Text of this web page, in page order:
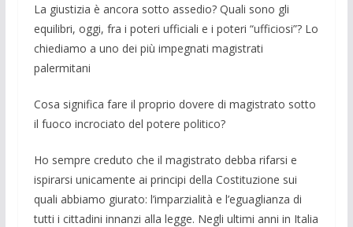
La giustizia è ancora sotto assedio? Quali sono gli
equilibri, oggi, fra i poteri ufficiali e i poteri “ufficiosi”? Lo
chiediamo a uno dei più impegnati magistrati
palermitani
Cosa significa fare il proprio dovere di magistrato sotto
il fuoco incrociato del potere politico?
Ho sempre creduto che il magistrato debba rifarsi e
ispirarsi unicamente ai principi della Costituzione sui
quali abbiamo giurato: l’imparzialità e l’eguaglianza di
tutti i cittadini innanzi alla legge. Negli ultimi anni in Italia